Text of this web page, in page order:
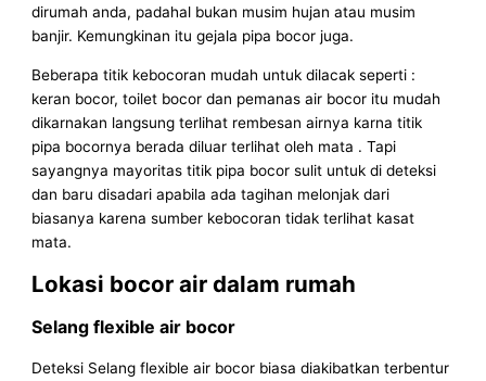
dirumah anda, padahal bukan musim hujan atau musim
banjir. Kemungkinan itu gejala pipa bocor juga.
Beberapa titik kebocoran mudah untuk dilacak seperti :
keran bocor, toilet bocor dan pemanas air bocor itu mudah
dikarnakan langsung terlihat rembesan airnya karna titik
pipa bocornya berada diluar terlihat oleh mata . Tapi
sayangnya mayoritas titik pipa bocor sulit untuk di deteksi
dan baru disadari apabila ada tagihan melonjak dari
biasanya karena sumber kebocoran tidak terlihat kasat
mata.
Lokasi bocor air dalam rumah
Selang flexible air bocor
Deteksi Selang flexible air bocor biasa diakibatkan terbentur